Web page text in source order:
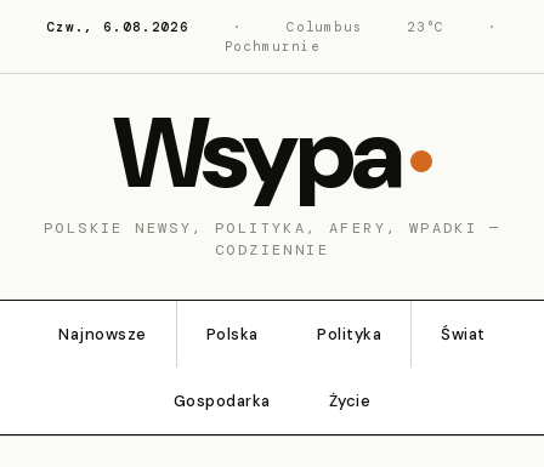
Czw., 6.08.2026 · Columbus 23°C
·
Pochmurnie
Wsypa
POLSKIE NEWSY, POLITYKA, AFERY, WPADKI —
CODZIENNIE
Najnowsze Polska Polityka Świat
Gospodarka Życie